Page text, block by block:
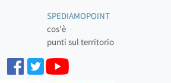
SPEDIAMOPOINT
cos'è
punti sul territorio